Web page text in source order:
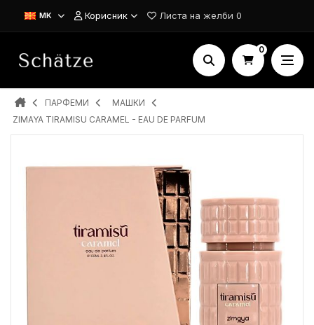
MK Корисник Листа на желби 0
0
ПАРФЕМИ
MAШКИ
ZIMAYA TIRAMISU CARAMEL - EAU DE PARFUM